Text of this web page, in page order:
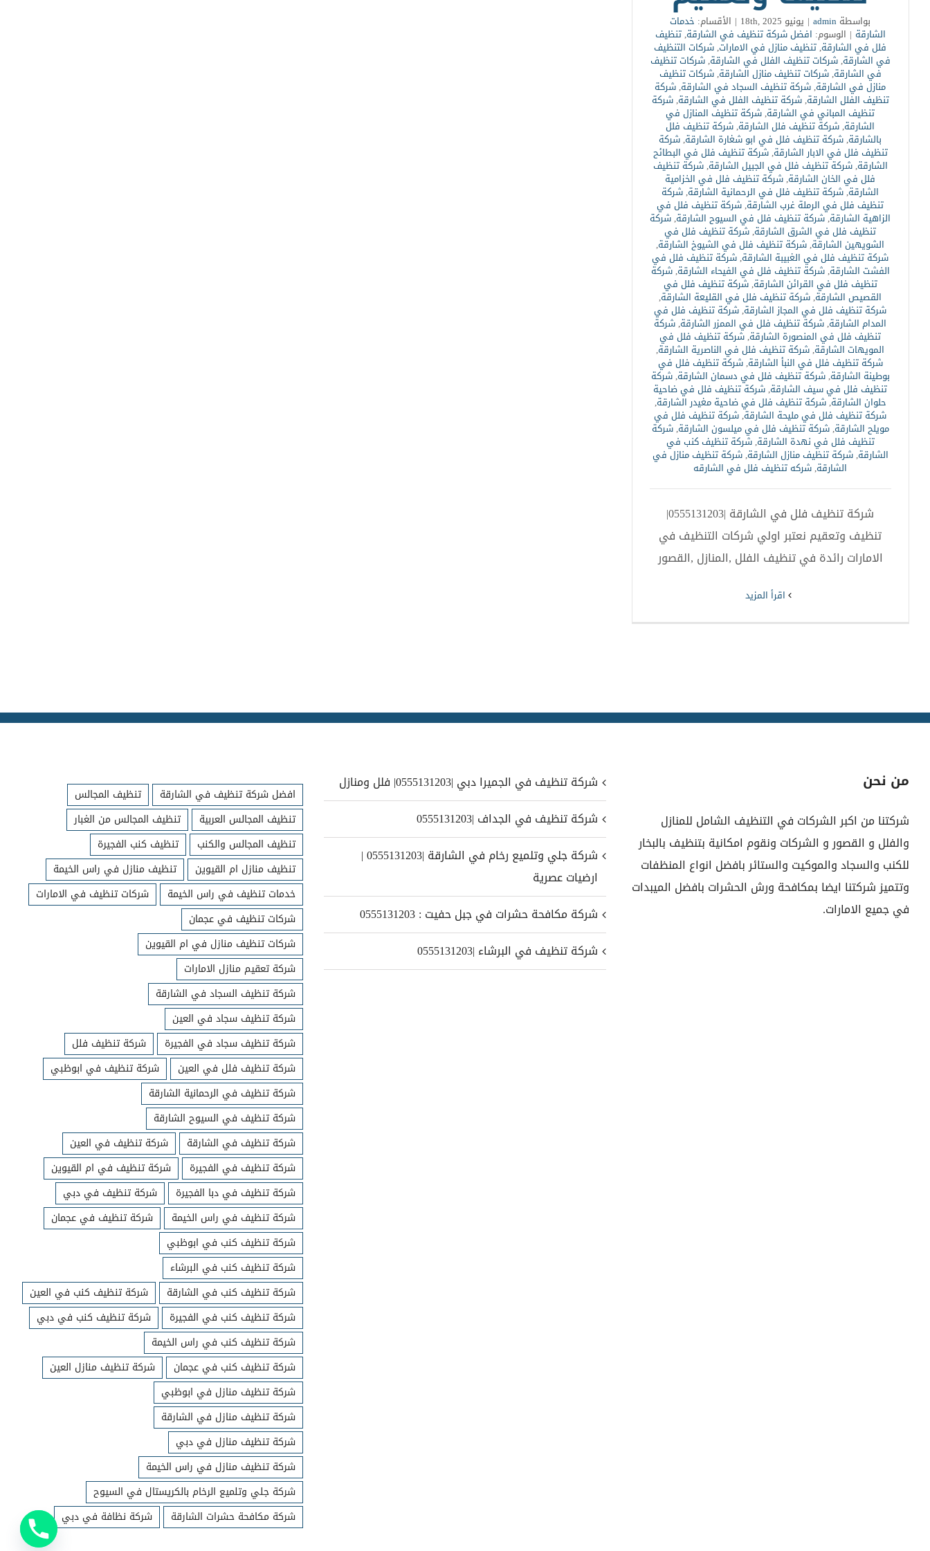
بواسطة admin
| يونيو 18th, 2025 | الأقسام: خدمات
الشارقة | الوسوم: افضل شركة تنظيف في الشارقة,تنظيف
فلل في الشارقة,تنظيف منازل في الامارات,شركات التنظيف
في الشارقة,شركات تنظيف الفلل في الشارقة,شركات تنظيف
في الشارقة,شركات تنظيف منازل الشارقة,شركات تنظيف
منازل في الشارقة,شركة تنظيف السجاد في الشارقة,شركة
تنظيف الفلل الشارقة,شركة تنظيف الفلل في الشارقة,شركة
تنظيف المباني في الشارقة,شركة تنظيف المنازل في
الشارقة,شركة تنظيف فلل الشارقة,شركة تنظيف فلل
بالشارقة,شركة تنظيف فلل في ابو شغارة الشارقة,شركة
تنظيف فلل في الابار الشارقة,شركة تنظيف فلل في البطائح
الشارقة,شركة تنظيف فلل في الجبيل الشارقة,شركة تنظيف
فلل في الخان الشارقة,شركة تنظيف فلل في الخزامية
الشارقة,شركة تنظيف فلل في الرحمانية الشارقة,شركة
تنظيف فلل في الرملة غرب الشارقة,شركة تنظيف فلل في
الزاهية الشارقة,شركة تنظيف فلل في السيوح الشارقة,شركة
تنظيف فلل في الشرق الشارقة,شركة تنظيف فلل في
الشويهين الشارقة,شركة تنظيف فلل في الشيوخ الشارقة,
شركة تنظيف فلل في الغبيبة الشارقة,شركة تنظيف فلل في
الفشت الشارقة,شركة تنظيف فلل في الفيحاء الشارقة,شركة
تنظيف فلل في القرائن الشارقة,شركة تنظيف فلل في
القصيص الشارقة,شركة تنظيف فلل في القليعة الشارقة,
شركة تنظيف فلل في المجاز الشارقة,شركة تنظيف فلل في
المدام الشارقة,شركة تنظيف فلل في الممزر الشارقة,شركة
تنظيف فلل في المنصورة الشارقة,شركة تنظيف فلل في
المويهات الشارقة,شركة تنظيف فلل في الناصرية الشارقة,
شركة تنظيف فلل في النبأ الشارقة,شركة تنظيف فلل في
بوطينة الشارقة,شركة تنظيف فلل في دسمان الشارقة,شركة
تنظيف فلل في سيف الشارقة,شركة تنظيف فلل في ضاحية
حلوان الشارقة,شركة تنظيف فلل في ضاحية مغيدر الشارقة,
شركة تنظيف فلل في مليحة الشارقة,شركة تنظيف فلل في
مويلح الشارقة,شركة تنظيف فلل في ميلسون الشارقة,شركة
تنظيف فلل في نهدة الشارقة,شركة تنظيف كنب في
الشارقة,شركة تنظيف منازل الشارقة,شركة تنظيف منازل في
الشارقة,شركه تنظيف فلل في الشارقه
شركة تنظيف فلل في الشارقة |0555131203|
تنظيف وتعقيم نعتبر اولي شركات التنظيف في
الامارات رائدة في تنظيف الفلل ,المنازل ,القصور
‫اقرأ المزيد
من نحن
شركتنا من اكبر الشركات في التنظيف الشامل للمنازل
والفلل و القصور و الشركات ونقوم امكانية بتنظيف بالبخار
للكنب والسجاد والموكيت والستائر بافضل انواع المنظفات
وتتميز شركتنا ايضا بمكافحة ورش الحشرات بافضل الميبدات
في جميع الامارات.
شركة تنظيف في الجميرا دبي |0555131203| فلل ومنازل
شركة تنظيف في الجداف |0555131203
شركة جلي وتلميع رخام في الشارقة |0555131203 |
ارضيات عصرية
شركة مكافحة حشرات في جبل حفيت : 0555131203
شركة تنظيف في البرشاء |0555131203
افضل شركة تنظيف في الشارقة
تنظيف المجالس
تنظيف المجالس العربية
تنظيف المجالس من الغبار
تنظيف المجالس والكنب
تنظيف كنب الفجيرة
تنظيف منازل ام القيوين
تنظيف منازل في راس الخيمة
خدمات تنظيف في راس الخيمة
شركات تنظيف في الامارات
شركات تنظيف في عجمان
شركات تنظيف منازل في ام القيوين
شركة تعقيم منازل الامارات
شركة تنظيف السجاد في الشارقة
شركة تنظيف سجاد في العين
شركة تنظيف سجاد في الفجيرة
شركة تنظيف فلل
شركة تنظيف فلل في العين
شركة تنظيف في ابوظبي
شركة تنظيف في الرحمانية الشارقة
شركة تنظيف في السيوح الشارقة
شركة تنظيف في الشارقة
شركة تنظيف في العين
شركة تنظيف في الفجيرة
شركة تنظيف في ام القيوين
شركة تنظيف في دبا الفجيرة
شركة تنظيف في دبي
شركة تنظيف في راس الخيمة
شركة تنظيف في عجمان
شركة تنظيف كنب في ابوظبي
شركة تنظيف كنب في البرشاء
شركة تنظيف كنب في الشارقة
شركة تنظيف كنب في العين
شركة تنظيف كنب في الفجيرة
شركة تنظيف كنب في دبي
شركة تنظيف كنب في راس الخيمة
شركة تنظيف كنب في عجمان
شركة تنظيف منازل العين
شركة تنظيف منازل في ابوظبي
شركة تنظيف منازل في الشارقة
شركة تنظيف منازل في دبي
شركة تنظيف منازل في راس الخيمة
شركة جلي وتلميع الرخام بالكريستال في السيوح
شركة مكافحة حشرات الشارقة
شركة نظافة في دبي